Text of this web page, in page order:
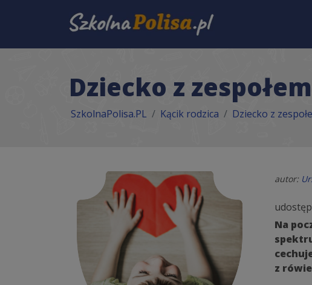
Dziecko z
SzkolnaPolisa.PL Kącik rodzica Dziecko z
autor:
Na
z